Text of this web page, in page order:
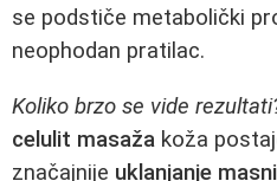
se podstiče metabolički
neophodan pratilac.
Koliko brzo se vide
celulit masaža koža
značajnije uklanjanje